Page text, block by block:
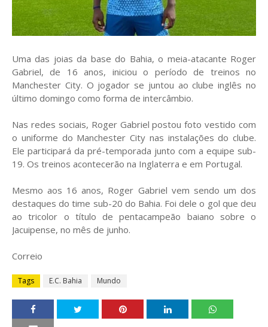
Uma das joias da base do Bahia, o meia-atacante Roger
Gabriel, de 16 anos, iniciou o período de treinos no
Manchester City. O jogador se juntou ao clube inglês no
último domingo como forma de intercâmbio.
Nas redes sociais, Roger Gabriel postou foto vestido com
o uniforme do Manchester City nas instalações do clube.
Ele participará da pré-temporada junto com a equipe sub-
19. Os treinos acontecerão na Inglaterra e em Portugal.
Mesmo aos 16 anos, Roger Gabriel vem sendo um dos
destaques do time sub-20 do Bahia. Foi dele o gol que deu
ao tricolor o título de pentacampeão baiano sobre o
Jacuipense, no mês de junho.
Correio
Tags E.C. Bahia Mundo